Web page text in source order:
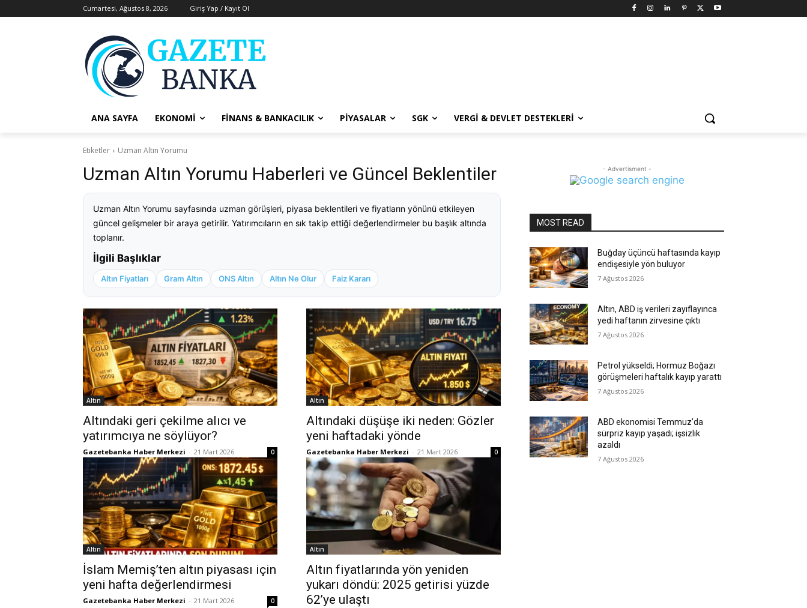
Cumartesi, Ağustos 8, 2026 Giriş Yap / Kayıt Ol
ANA SAYFA EKONOMI FINANS & BANKACILIK PIYASALAR SGK VERGI & DEVLET DESTEKLERI
Etiketler Uzman Altın Yorumu
Uzman Altın Yorumu Haberleri ve Güncel Beklentiler
Uzman Altın Yorumu sayfasında uzman görüşleri, piyasa beklentileri ve fiyatların yönünü etkileyen
güncel gelişmeler bir araya getirilir. Yatırımcıların en sık takip ettiği değerlendirmeler bu başlık altında
toplanır.
İlgili Başlıklar
Altın Fiyatları Gram Altın ONS Altın Altın Ne Olur Faiz Kararı
Altın
Altındaki geri çekilme alıcı ve
yatırımcıya ne söylüyor?
Gazetebanka Haber Merkezi - 21 Mart 2026 0
Altın
Altındaki düşüşe iki neden: Gözler
yeni haftadaki yönde
Gazetebanka Haber Merkezi - 21 Mart 2026 0
Altın
İslam Memiş’ten altın piyasası için
yeni hafta değerlendirmesi
Gazetebanka Haber Merkezi - 21 Mart 2026 0
Altın
Altın fiyatlarında yön yeniden
yukarı döndü: 2025 getirisi yüzde
62’ye ulaştı
- Advertisment -
MOST READ
Buğday üçüncü haftasında kayıp
endişesiyle yön buluyor
7 Ağustos 2026
Altın, ABD iş verileri zayıflayınca
yedi haftanın zirvesine çıktı
7 Ağustos 2026
Petrol yükseldi; Hormuz Boğazı
görüşmeleri haftalık kayıp yarattı
7 Ağustos 2026
ABD ekonomisi Temmuz’da
sürpriz kayıp yaşadı; işsizlik
azaldı
7 Ağustos 2026